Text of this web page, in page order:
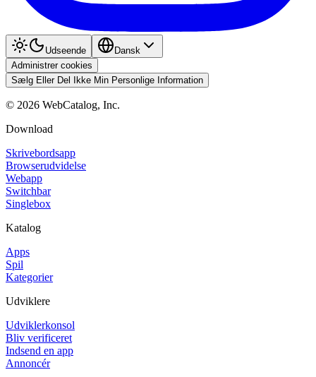
Udseende
Dansk
Administrer cookies
Sælg Eller Del Ikke Min Personlige Information
© 2026 WebCatalog, Inc.
Download
Skrivebordsapp
Browserudvidelse
Webapp
Switchbar
Singlebox
Katalog
Apps
Spil
Kategorier
Udviklere
Udviklerkonsol
Bliv verificeret
Indsend en app
Annoncér